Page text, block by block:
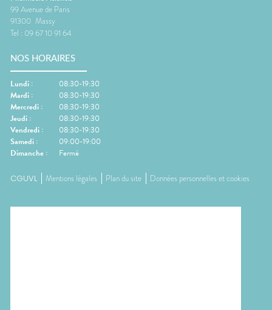
99 Avenue de Paris
91300 Massy
Tel : 09 67 10 91 64
NOS HORAIRES
Lundi :
08:30-19:30
Mardi :
08:30-19:30
Mercredi :
08:30-19:30
Jeudi :
08:30-19:30
Vendredi :
08:30-19:30
Samedi :
09:00-19:00
Dimanche : Fermé
CGUVL Mentions légales Plan du site Données personnelles et cookies